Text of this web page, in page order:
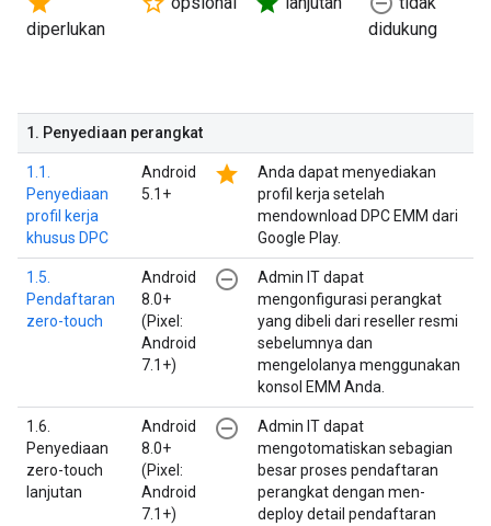
diperlukan
didukung
1 . Penyediaan perangkat
1.1.
Penyediaan
profil kerja
khusus DPC
Android
5.1+
star
Anda dapat menyediakan
profil kerja setelah
mendownload DPC EMM dari
Google Play.
1.5.
Pendaftaran
zero-touch
Android
8.0+
(Pixel:
Android
7.1+)
remove_circle_outline
Admin IT dapat
mengonfigurasi perangkat
yang dibeli dari reseller resmi
sebelumnya dan
mengelolanya menggunakan
konsol EMM Anda.
1.6.
Penyediaan
zero-touch
lanjutan
Android
8.0+
(Pixel:
Android
7.1+)
remove_circle_outline
Admin IT dapat
mengotomatiskan sebagian
besar proses pendaftaran
perangkat dengan men-
deploy detail pendaftaran